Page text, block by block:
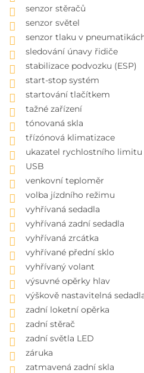
senzor stěračů
senzor světel
senzor tlaku v
sledování únavy řidiče
stabilizace podvozku (ESP)
start-stop systém
startování tlačítkem
tažné zařízení
tónovaná skla
třízónová klimatizace
ukazatel rychlostního limitu
USB
venkovní teploměr
volba jízdního režimu
vyhřívaná sedadla
vyhřívaná zadní sedadla
vyhřívaná zrcátka
vyhřívané přední sklo
vyhřívaný volant
výsuvné opěrky hlav
výškově nastavitelná
zadní loketní opěrka
zadní stěrač
zadní světla LED
záruka
zatmavená zadní skla